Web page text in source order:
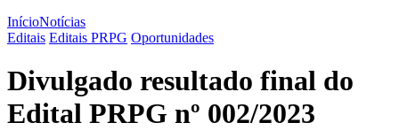
InícioNotícias
Editais Editais PRPG Oportunidades
Divulgado resultado final do
Edital PRPG nº 002/2023